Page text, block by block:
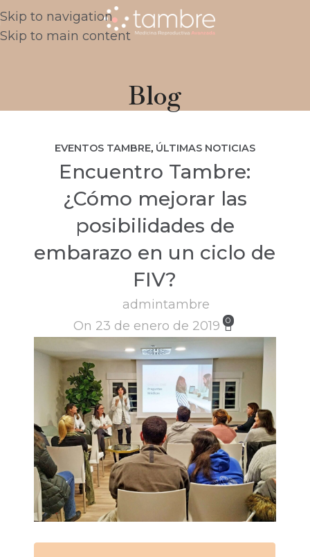
Skip to navigation
Skip to main content
Blog
EVENTOS TAMBRE, ÚLTIMAS NOTICIAS
Encuentro Tambre:
¿Cómo mejorar las
posibilidades de
embarazo en un ciclo de
FIV?
admintambre
On 23 de enero de 2019
0